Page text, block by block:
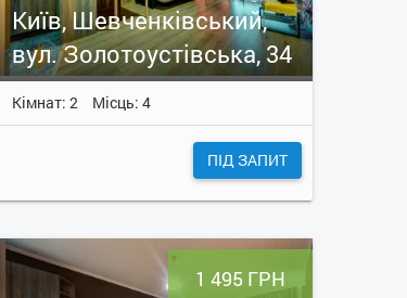
Київ, Шевченківський,
вул. Золотоустівська, 34
Кімнат: 2 Місць: 4
ПІД ЗАПИТ
1 495 ГРН